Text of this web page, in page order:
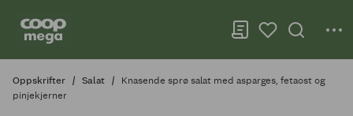
Oppskrifter Salat
Knasende sprø salat med asparges, fetaost og
pinjekjerner